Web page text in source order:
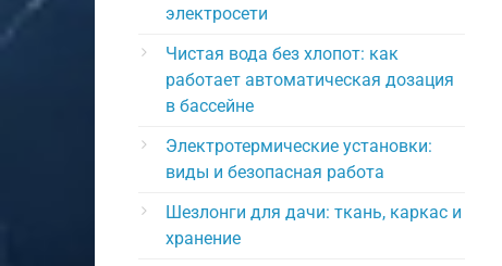
электросети
Чистая вода без хлопот: как
работает автоматическая дозация
в бассейне
Электротермические установки:
виды и безопасная работа
Шезлонги для дачи: ткань, каркас и
хранение